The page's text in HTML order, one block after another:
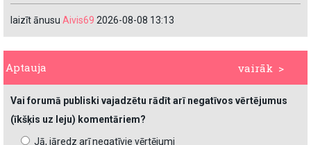
laizīt ānusu Aivis69 2026-08-08 13:13
vairāk >
Aptauja
Vai forumā publiski vajadzētu rādīt arī negatīvos vērtējumus
(īkšķis uz leju) komentāriem?
Jā, jāredz arī negatīvie vērtējumi